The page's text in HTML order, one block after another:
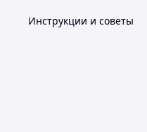
Инструкции и советы